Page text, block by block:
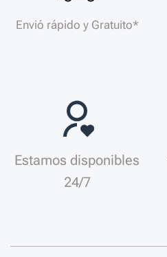
Envió rápido y Gratuito*
Estamos disponibles
24/7